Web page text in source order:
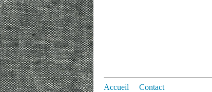
Accueil Contact